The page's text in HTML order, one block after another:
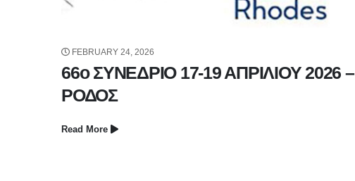
FEBRUARY 24, 2026
66ο ΣΥΝΕΔΡΙΟ 17-19 ΑΠΡΙΛΙΟΥ 2026 –
ΡΟΔΟΣ
Read More